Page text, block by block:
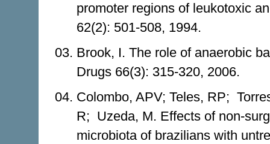
promoter regions of leukotoxic
62(2): 501-508, 1994.
Brook, I. The role of anaerobic
Drugs 66(3): 315-320, 2006.
Colombo, APV; Teles, RP;
R; Uzeda, M. Effects of non-
microbiota of brazilians with